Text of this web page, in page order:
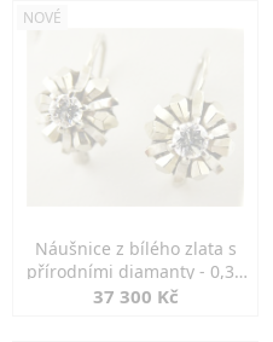
NOVÉ
Náušnice z bílého zlata s
přírodními diamanty - 0,30
ct
37 300 Kč